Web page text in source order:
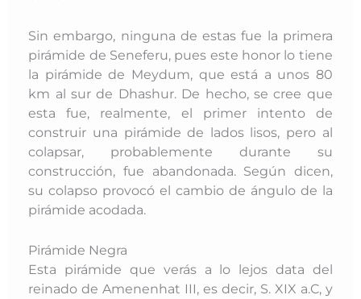
Sin embargo, ninguna de estas fue la primera
pirámide de Seneferu, pues este honor lo tiene
la pirámide de Meydum, que está a unos 80
km al sur de Dhashur. De hecho, se cree que
esta fue, realmente, el primer intento de
construir una pirámide de lados lisos, pero al
colapsar, probablemente durante su
construcción, fue abandonada. Según dicen,
su colapso provocó el cambio de ángulo de la
pirámide acodada.
Pirámide Negra
Esta pirámide que verás a lo lejos data del
reinado de Amenenhat III, es decir, S. XIX a.C, y